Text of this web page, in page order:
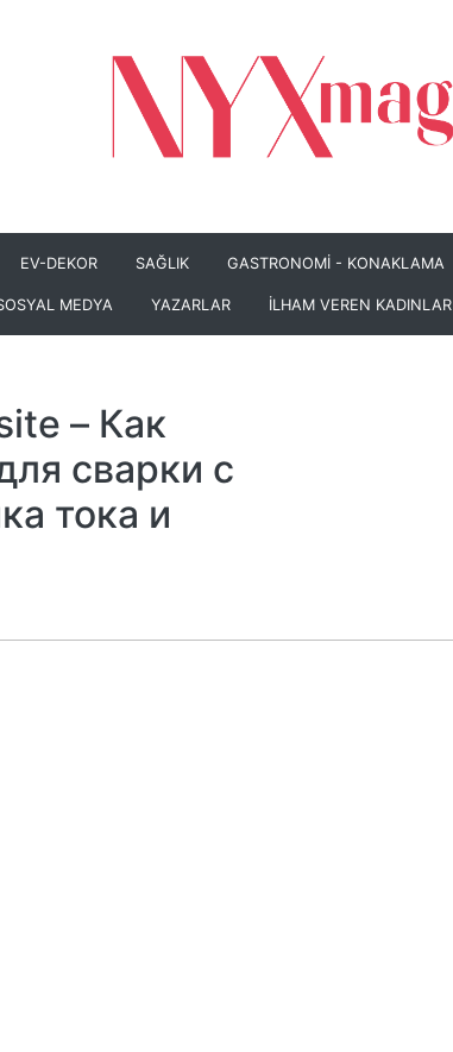
EV-DEKOR SAĞLIK GASTRONOMİ - KONAKLAMA
MEDYA YAZARLAR İLHAM VEREN KADINLAR
– Как
сварки с
тока и